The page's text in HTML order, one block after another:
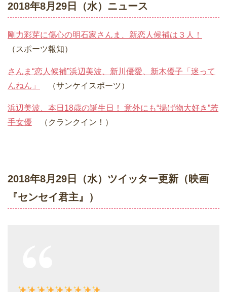
2018年8月29日（水）ニュース
剛力彩芽に傷心の明石家さんま、新恋人候補は３人！
（スポーツ報知）
さんま“恋人候補”浜辺美波、新川優愛、新木優子「迷って
んねん」
（サンケイスポーツ）
浜辺美波、本日18歳の誕生日！ 意外にも“揚げ物大好き”若
手女優 （クランクイン！）
2018年8月29日（水）ツイッター更新（映画
『センセイ君主』）